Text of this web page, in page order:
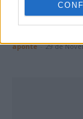
Ponte de
vencer
aponte - 29 de